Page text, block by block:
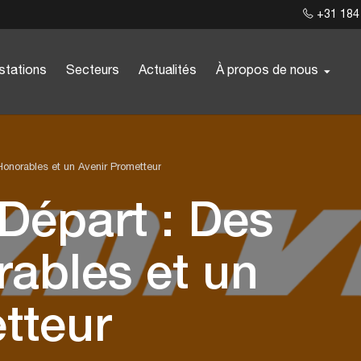
Secteurs Actualités À propos de nous
+31 184
et un Avenir Prometteur
: Des
et un